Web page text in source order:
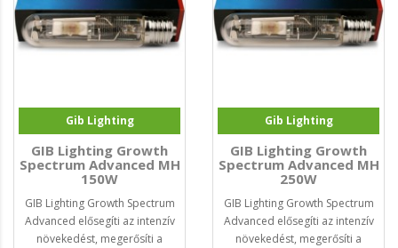
Gib Lighting
GIB Lighting Growth
Spectrum Advanced MH
150W
GIB Lighting Growth Spectrum
Advanced elősegíti az intenzív
növekedést, megerősíti a
Gib Lighting
GIB Lighting Growth
Spectrum Advanced MH
250W
GIB Lighting Growth Spectrum
Advanced elősegíti az intenzív
növekedést, megerősíti a